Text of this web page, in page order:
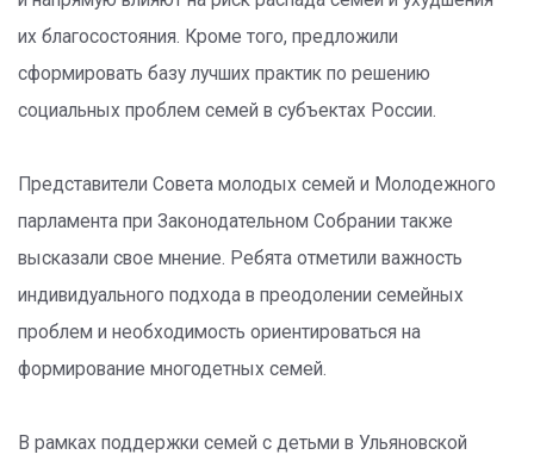
их благосостояния. Кроме того, предложили
сформировать базу лучших практик по решению
социальных проблем семей в субъектах России.
Представители Совета молодых семей и Молодежного
парламента при Законодательном Собрании также
высказали свое мнение. Ребята отметили важность
индивидуального подхода в преодолении семейных
проблем и необходимость ориентироваться на
формирование многодетных семей.
В рамках поддержки семей с детьми в Ульяновской